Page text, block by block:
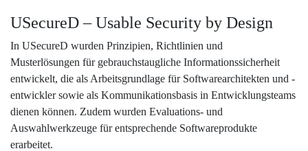
USecureD – Usable Security by Design
In USecureD wurden Prinzipien, Richtlinien und
Musterlösungen für gebrauchstaugliche Informationssicherheit
entwickelt, die als Arbeitsgrundlage für Softwarearchitekten und -
entwickler sowie als Kommunikationsbasis in Entwicklungsteams
dienen können. Zudem wurden Evaluations- und
Auswahlwerkzeuge für entsprechende Softwareprodukte
erarbeitet.